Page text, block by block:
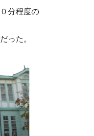
分程度の
った。